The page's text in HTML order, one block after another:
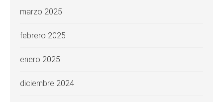
marzo 2025
febrero 2025
enero 2025
diciembre 2024